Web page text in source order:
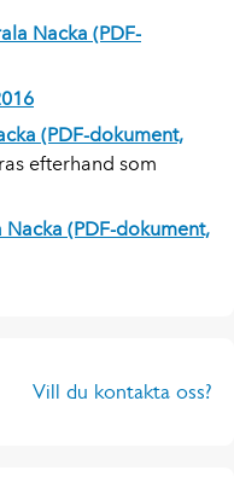
Nacka (PDF-
(PDF-dokument,
efterhand som
(PDF-dokument,
Vill du kontakta oss?